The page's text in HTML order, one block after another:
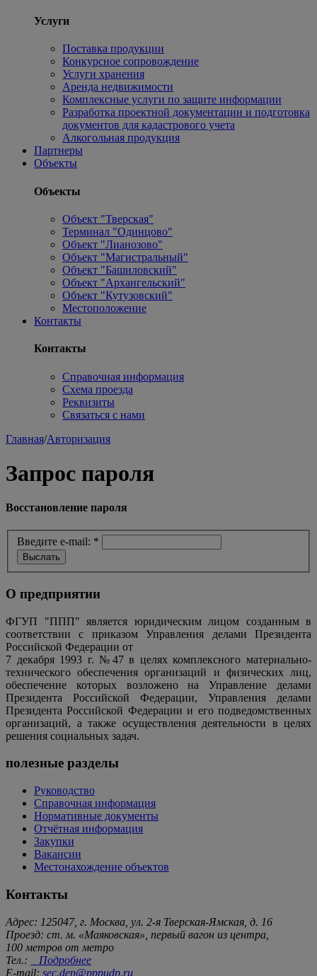
Услуги
Поставка продукции
Конкурсное сопровождение
Услуги хранения
Аренда недвижимости
Комплексные услуги по защите информации
Разработка проектной документации и подготовка
документов для кадастрового учета
Алкогольная продукция
Партнеры
Объекты
Объекты
Объект "Тверская"
Терминал "Одинцово"
Объект "Лианозово"
Объект "Магистральный"
Объект "Башиловский"
Объект "Архангельский"
Объект "Кутузовский"
Местоположение
Контакты
Контакты
Справочная информация
Схема проезда
Реквизиты
Связаться с нами
Главная/Авторизация
Запрос пароля
Восстановление пароля
Введите e-mail: *
О предприятии
ФГУП "ППП" является юридическим лицом созданным в
соответствии с приказом Управления делами Президента
Российской Федерации от
7 декабря 1993 г. №47 в целях комплексного материально-
технического обеспечения организаций и физических лиц,
обеспечение которых возложено на Управление делами
Президента Российской Федерации, Управления делами
Президента Российской Федерации и его подведомственных
организаций, а также осуществления деятельности в целях
решения социальных задач.
полезные разделы
Руководство
Справочная информация
Нормативные документы
Отчётная информация
Закупки
Вакансии
Местонахождение объектов
Контакты
Адрес: 125047, г. Москва, ул. 2-я Тверская-Ямская, д. 16
Проезд: ст. м. «Маяковская», первый вагон из центра,
100 метров от метро
Тел.:
Подробнее
E-mail: sec.dep@pppudp.ru